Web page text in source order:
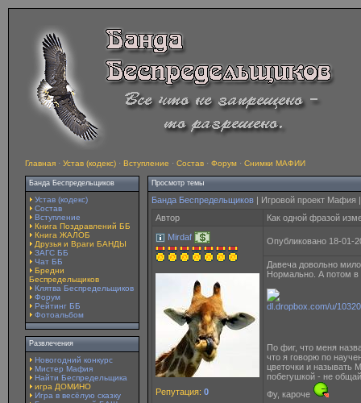
Главная · Устав (кодекс) · Вступление · Состав · Форум · Снимки МАФИИ
Банда Беспредельщиков
Устав (кодекс)
Состав
Вступление
Книга Поздравлений ББ
Книга ЖАЛОБ
Друзья и Враги БАНДЫ
ЗАГС ББ
Чат ББ
Бредни
Беспредельщиков
Клятва Беспредельщиков
Форум
Рейтинг ББ
Фотоальбом
Развлечения
Новогодний конкурс
Мистер Мафия
Найти Беспредельщика
игра ДОМИНО
Игра в весёлую сказку
Просмотр темы
Банда Беспредельщиков | Игровой проект Мафия
Автор
Как одной фразой
Mirdaf
Репутация: 0
Опубликовано 18-01-
Давеча довольно
Нормально. А потом в
По фиг, что меня
что я говорю по
цветочки и называть
побегушкой - не
Фу, кароче